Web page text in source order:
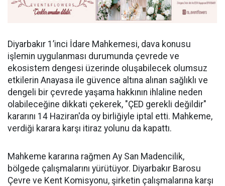
Diyarbakır 1’inci İdare Mahkemesi, dava konusu
işlemin uygulanması durumunda çevrede ve
ekosistem dengesi üzerinde oluşabilecek olumsuz
etkilerin Anayasa ile güvence altına alınan sağlıklı ve
dengeli bir çevrede yaşama hakkının ihlaline neden
olabileceğine dikkati çekerek, "ÇED gerekli değildir"
kararını 14 Haziran'da oy birliğiyle iptal etti. Mahkeme,
verdiği karara karşı itiraz yolunu da kapattı.
Mahkeme kararına rağmen Ay San Madencilik,
bölgede çalışmalarını yürütüyor. Diyarbakır Barosu
Çevre ve Kent Komisyonu, şirketin çalışmalarına karşı